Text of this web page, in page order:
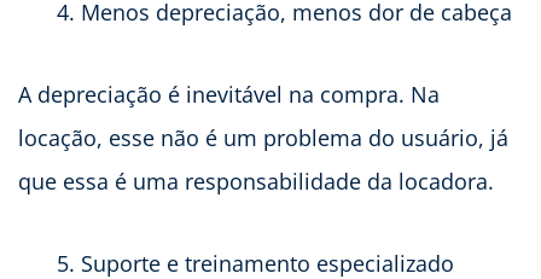
Menos depreciação, menos dor de cabeça
A depreciação é inevitável na compra. Na
locação, esse não é um problema do usuário, já
que essa é uma responsabilidade da locadora.
Suporte e treinamento especializado